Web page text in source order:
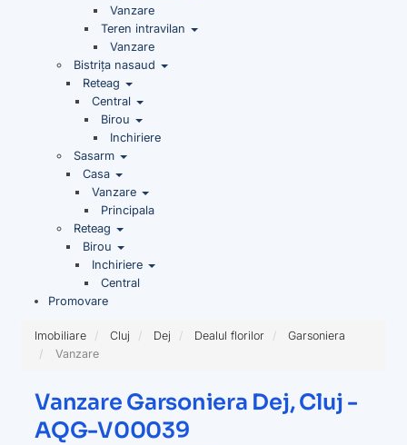
Vanzare
Teren intravilan
Vanzare
Bistrița nasaud
Reteag
Central
Birou
Inchiriere
Sasarm
Casa
Vanzare
Principala
Reteag
Birou
Inchiriere
Central
Promovare
Imobiliare Cluj Dej Dealul florilor
Garsoniera
Vanzare
Vanzare Garsoniera Dej, Cluj -
AQG-V00039